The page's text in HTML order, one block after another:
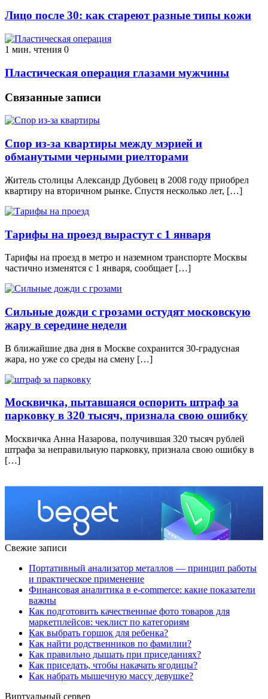
Лицо после 30: как стареют разные типы кожи
1 мин. чтения 0
Пластическая операция глазами мужчины
Связанные записи
Спор из-за квартиры между мэрией и
обманутыми черными риелторами
Житель столицы Александр Дубовец в 2008 году приобрел
квартиру на вторичном рынке. Спустя несколько лет, […]
Тарифы на проезд вырастут с 1 января
Тарифы на проезд в метро и наземном транспорте Москвы
частично изменятся с 1 января, сообщает […]
Сильные дожди с грозами остудят московскую
жару в середине недели
В ближайшие два дня в Москве сохранится 30-градусная
жара, но уже со среды на смену […]
Москвичка, пытавшаяся оспорить штраф за
парковку в 320 тысяч, признала свою ошибку
Москвичка Анна Назарова, получившая 320 тысяч рублей
штрафа за неправильную парковку, признала свою ошибку в
[…]
Свежие записи
Портативный анализатор металлов — принцип работы
и практическое применение
Финансовая аналитика в e-commerce: какие показатели
важны
Как подготовить качественные фото товаров для
маркетплейсов: чеклист по категориям
Как выбрать горшок для ребенка?
Как найти родственников по фамилии?
Как правильно дышать при приседаниях?
Как приседать, чтобы накачать ягодицы?
Как набрать мышечную массу девушке?
Виртуальный сервер